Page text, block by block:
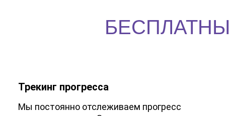
Трекинг прогресса
Мы постоянно отслеживаем прогресс